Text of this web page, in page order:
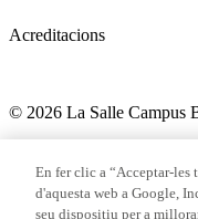
Acreditacions
© 2026 La Salle Campus
En fer clic a “Acceptar-les
d'aquesta web a Google,
seu dispositiu per a